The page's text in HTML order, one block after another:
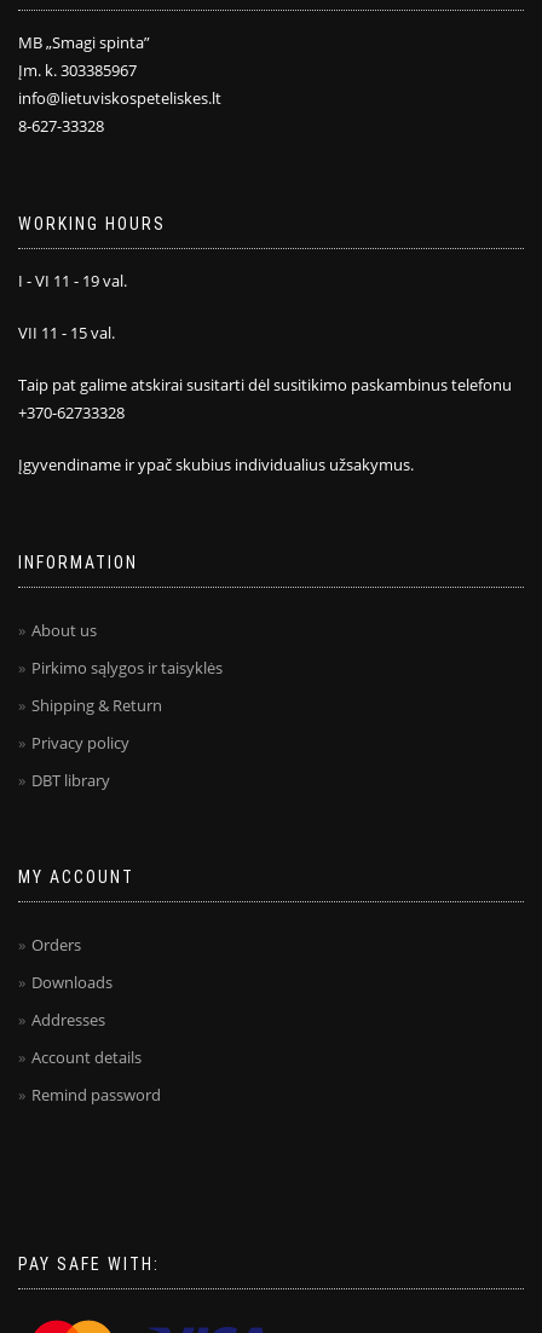
MB „Smagi spinta”
Įm. k. 303385967
info@lietuviskospeteliskes.lt
8-627-33328
WORKING HOURS
I - VI 11 - 19 val.
VII 11 - 15 val.
Taip pat galime atskirai susitarti dėl susitikimo paskambinus telefonu
+370-62733328
Įgyvendiname ir ypač skubius individualius užsakymus.
INFORMATION
About us
Pirkimo sąlygos ir taisyklės
Shipping & Return
Privacy policy
DBT library
MY ACCOUNT
Orders
Downloads
Addresses
Account details
Remind password
PAY SAFE WITH: